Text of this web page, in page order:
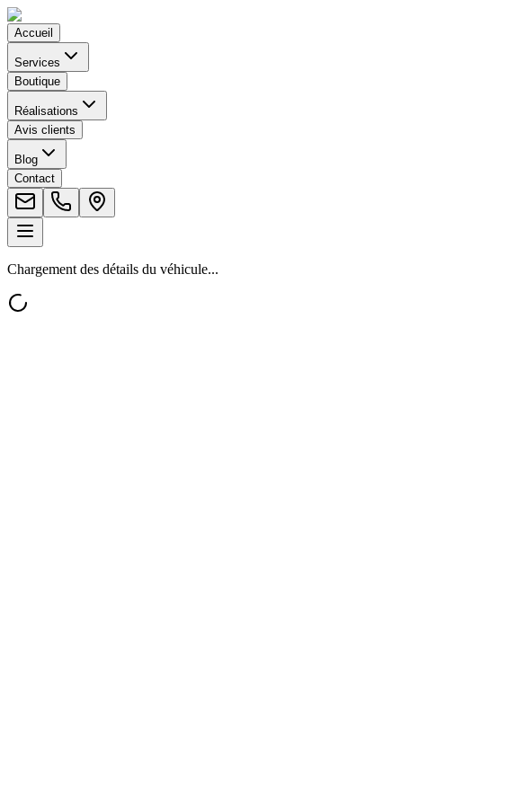
Accueil
Services
Boutique
Réalisations
Avis clients
Blog
Contact
Chargement des détails du véhicule...